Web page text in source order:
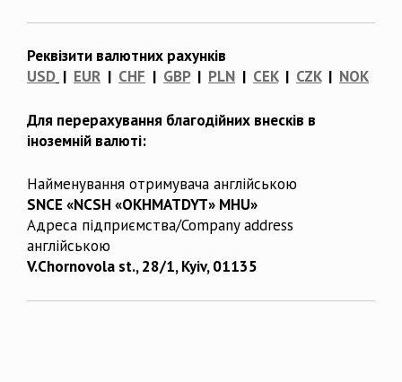
Реквізити валютних рахунків
USD | EUR | CHF | GBP| PLN | CEK| CZK| NOK
Для перерахування благодійних внесків в
іноземній валюті:
Найменування отримувача англійською
SNCE «NCSH «OKHMATDYT» MHU»
Адреса підприємства/Company address
англійською
V.Chornovola st., 28/1, Kyiv, 01135